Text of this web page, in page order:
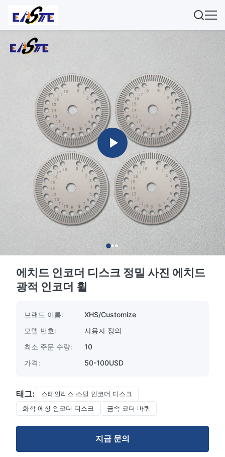
에치드 인코더 디스크 정밀 사진 에치드
광적 인코더 휠
브랜드 이름:
XHS/Customize
모델 번호:
사용자 정의
최소 주문 수량:
10
가격:
50-100USD
태그:
스테인리스 스틸 인코더 디스크
화학 에칭 인코더 디스크
금속 코더 바퀴
지금 문의